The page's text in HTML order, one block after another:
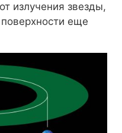
излучения звезды,
еще